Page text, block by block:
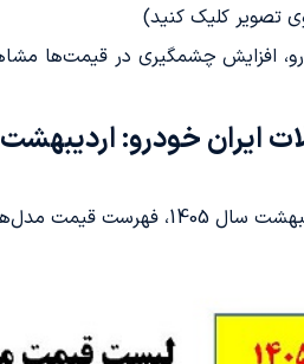
تصویر کلیک کنید)
خودرو: اردیبهشت 1405
به شرح زیر اعلام کرده است: